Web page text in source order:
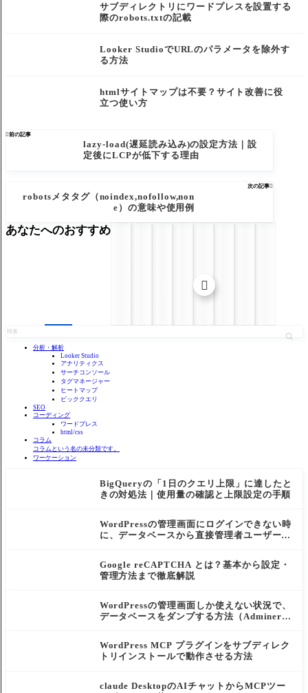
サブディレクトリにワードプレスを設置する
際のrobots.txtの記載
Looker StudioでURLのパラメータを除外す
る方法
htmlサイトマップは不要？サイト改善に役
立つ使い方
前の記事
lazy-load(遅延読み込み)の設定方法｜設
定後にLCPが低下する理由
次の記事
robotsメタタグ（noindex,nofollow,non
e）の意味や使用例
分析・解析
Looker Studio
アナリティクス
サーチコンソール
タグマネージャー
ヒートマップ
ビッククエリ
SEO
コーディング
ワードプレス
html/css
コラム
コラムという名の未分類です。
ワーケーション
BigQueryの「1日のクエリ上限」に達したと
きの対処法｜使用量の確認と上限設定の手順
WordPressの管理画面にログインできない時
に、データベースから直接管理者ユーザーを
Google reCAPTCHA とは？基本から設定・
管理方法まで徹底解説
WordPressの管理画面しか使えない状況で、
データベースをダンプする方法（Adminer活
WordPress MCP プラグインをサブディレク
トリインストールで動作させる方法
claude DesktopのAIチャットからMCPツー
あなたへのおすすめ
